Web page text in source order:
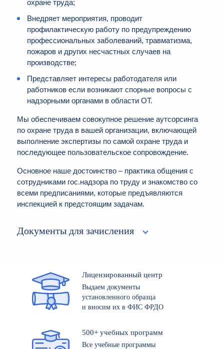
охране труда;
Внедряет мероприятия, проводит
профилактическую работу по предупреждению
профессиональных заболеваний, травматизма,
пожаров и других несчастных случаев на
производстве;
Представляет интересы работодателя или
работников если возникают спорные вопросы с
надзорными органами в области ОТ.
Мы обеспечиваем совокупное решение аутсорсинга
по охране труда в вашей организации, включающей
выполнение экспертизы по самой охране труда и
последующее пользовательское сопровождение.
Основное наше достоинство – практика общения с
сотрудниками гос.надзора по труду и знакомство со
всеми предписаниями, которые предъявляются
инспекцией к предстоящим задачам.
Документы для зачисления
Лицензированный центр
Выдаем документы
установленного образца
и вносим их в ФИС ФРДО
500+ учебных программ
Все учебные программы